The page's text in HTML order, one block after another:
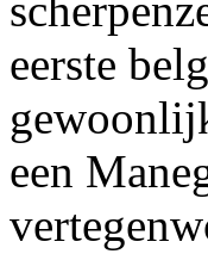
eerste
een